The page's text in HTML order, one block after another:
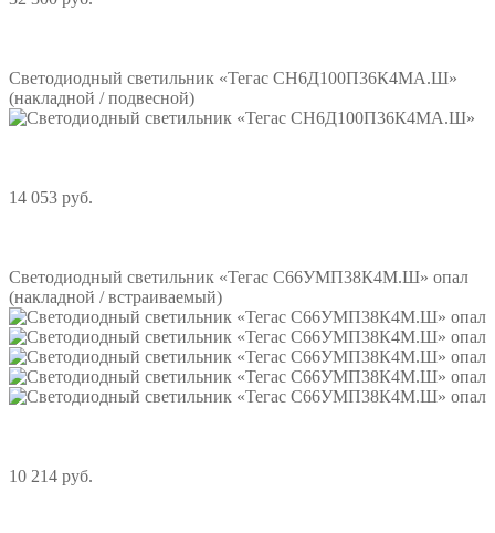
Светодиодный светильник «Тегас СН6Д100П36К4МА.Ш»
(накладной / подвесной)
14 053 руб.
Светодиодный светильник «Тегас С66УМП38К4М.Ш» опал
(накладной / встраиваемый)
10 214 руб.